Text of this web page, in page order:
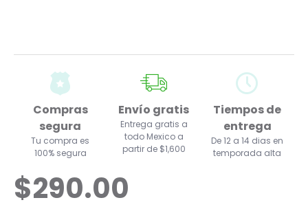
Compras
segura
Tu compra es
100% segura
Envío gratis
Entrega gratis a
todo Mexico a
partir de $1,600
Tiempos de
entrega
De 12 a 14 dias en
temporada alta
$290.00